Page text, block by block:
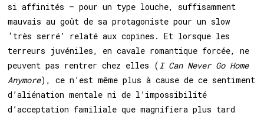
si affinités – pour un type louche, suffisamment
mauvais au goût de sa protagoniste pour un slow
‘très serré’ relaté aux copines. Et lorsque les
terreurs juvéniles, en cavale romantique forcée, ne
peuvent pas rentrer chez elles (I Can Never Go Home
Anymore), ce n’est même plus à cause de ce sentiment
d’aliénation mentale ni de l’impossibilité
d’acceptation familiale que magnifiera plus tard